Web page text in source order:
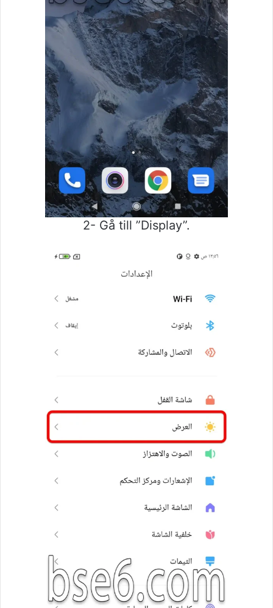
2- Gå till ”Display”.